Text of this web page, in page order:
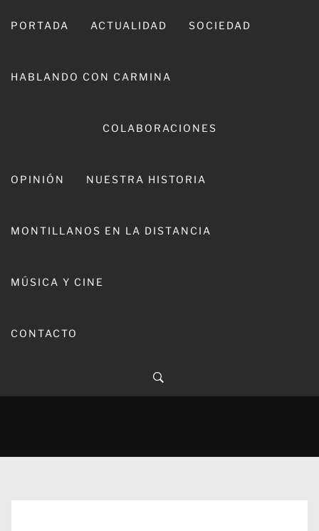
PORTADA ACTUALIDAD SOCIEDAD
HABLANDO CON CARMINA
COLABORACIONES
OPINIÓN NUESTRA HISTORIA
MONTILLANOS EN LA DISTANCIA
MÚSICA Y CINE
CONTACTO
CARMINA LEIVA
Juventudes Socialistas se
Publicado en20/03/2024